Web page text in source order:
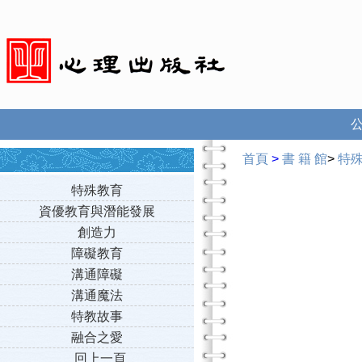
特殊教育
資優教育與潛能發展
創造力
障礙教育
溝通障礙
溝通魔法
特教故事
融合之愛
回上一頁
首頁 > 書 籍 館> 特